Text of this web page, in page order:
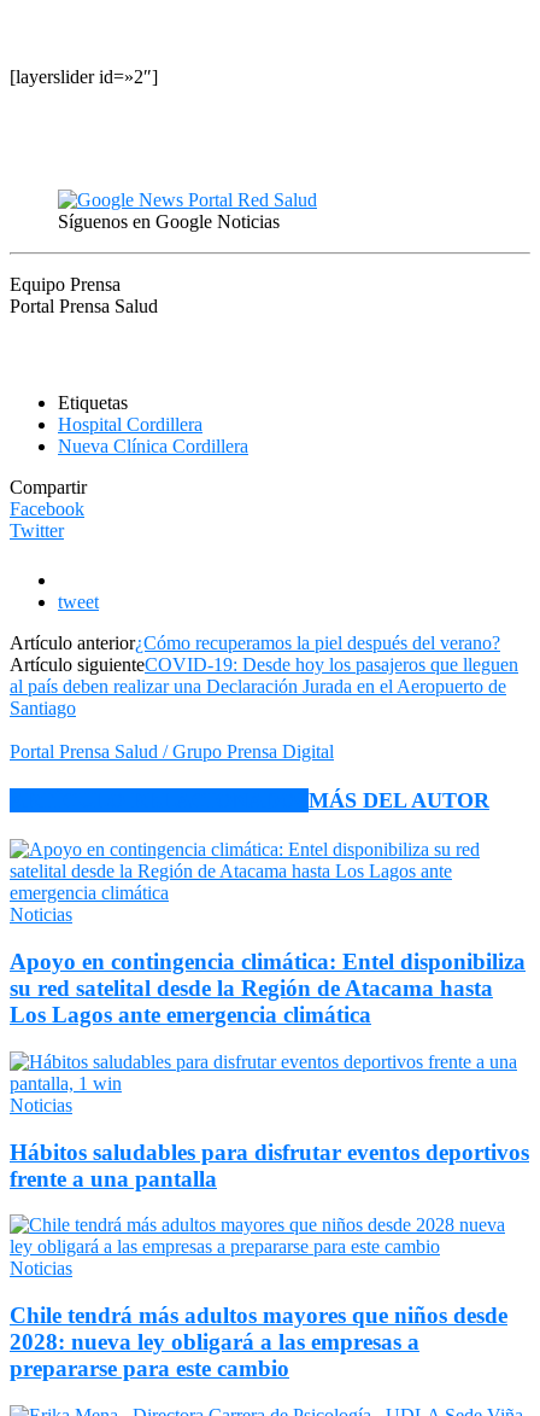
[layerslider id=»2″]
Síguenos en Google Noticias
Equipo Prensa
Portal Prensa Salud
Etiquetas
Hospital Cordillera
Nueva Clínica Cordillera
Compartir
Facebook
Twitter
tweet
Artículo anterior¿Cómo recuperamos la piel después del verano?
Artículo siguienteCOVID-19: Desde hoy los pasajeros que lleguen
al país deben realizar una Declaración Jurada en el Aeropuerto de
Santiago
Portal Prensa Salud / Grupo Prensa Digital
MÁS DEL AUTOR
Noticias
Apoyo en contingencia climática: Entel disponibiliza
su red satelital desde la Región de Atacama hasta
Los Lagos ante emergencia climática
Noticias
Hábitos saludables para disfrutar eventos deportivos
frente a una pantalla
Noticias
Chile tendrá más adultos mayores que niños desde
2028: nueva ley obligará a las empresas a
prepararse para este cambio